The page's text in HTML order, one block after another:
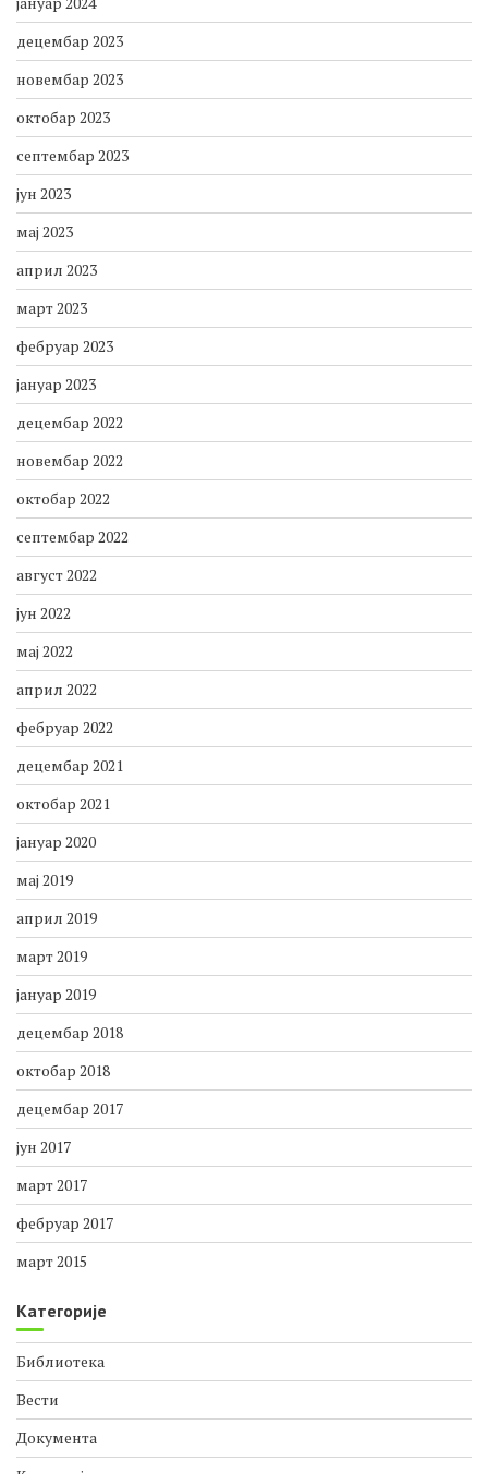
фебруар 2024
јануар 2024
децембар 2023
новембар 2023
октобар 2023
септембар 2023
јун 2023
мај 2023
април 2023
март 2023
фебруар 2023
јануар 2023
децембар 2022
новембар 2022
октобар 2022
септембар 2022
август 2022
јун 2022
мај 2022
април 2022
фебруар 2022
децембар 2021
октобар 2021
јануар 2020
мај 2019
април 2019
март 2019
јануар 2019
децембар 2018
октобар 2018
децембар 2017
јун 2017
март 2017
март 2015
Категорије
Библиотека
Вести